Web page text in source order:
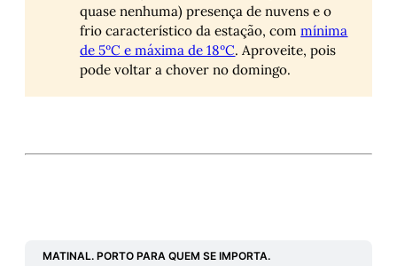
quase nenhuma) presença de nuvens e o
frio característico da estação, commínima
de 5ºC e máxima de 18ºC. Aproveite, pois
pode voltar a chover no domingo.
MATINAL. PORTO PARA QUEM SE IMPORTA.